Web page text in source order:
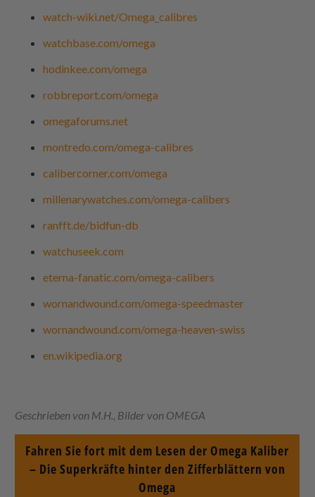
watch-wiki.net/Omega_calibres
watchbase.com/omega
hodinkee.com/omega
robbreport.com/omega
omegaforums.net
montredo.com/omega-calibres
calibercorner.com/omega
millenarywatches.com/omega-calibers
ranfft.de/bidfun-db
watchuseek.com
eterna-fanatic.com/omega-calibers
wornandwound.com/omega-speedmaster
wornandwound.com/omega-heaven-swiss
en.wikipedia.org
Geschrieben von M.H., Bilder von OMEGA
Fahren Sie fort mit dem Lesen der Omega Kaliber
– Die Superkräfte hinter den Zifferblättern von
Omega